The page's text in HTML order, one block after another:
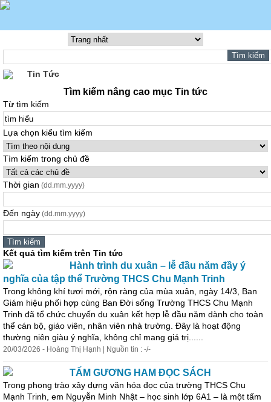
Tin Tức
Tìm kiếm nâng cao mục Tin tức
Từ tìm kiếm
Lựa chọn kiểu tìm kiếm
Tìm kiếm trong chủ đề
Thời gian (dd.mm.yyyy)
Đến ngày (dd.mm.yyyy)
Kết quả tìm kiếm trên Tin tức
Hành trình du xuân – lễ đầu năm đầy ý
nghĩa của tập thể Trường THCS Chu Mạnh Trinh
Trong không khí tươi mới, rộn ràng của mùa xuân, ngày 14/3, Ban
Giám hiệu phối hợp cùng Ban Đời sống Trường THCS Chu Mạnh
Trinh đã tổ chức chuyến du xuân kết hợp lễ đầu năm dành cho toàn
thể cán bộ, giáo viên, nhân viên nhà trường. Đây là hoạt động
thường niên giàu ý nghĩa, không chỉ mang giá trị......
20/03/2026 - Hoàng Thị Hạnh | Nguồn tin : -/-
TẤM GƯƠNG HAM ĐỌC SÁCH
Trong phong trào xây dựng văn hóa đọc của trường THCS Chu
Mạnh Trinh, em Nguyễn Minh Nhật – học sinh lớp 6A1 – là một tấm